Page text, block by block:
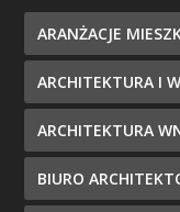
ARANŻACJE
ARCHITEKTURA I
ARCHITEKTURA
BIURO